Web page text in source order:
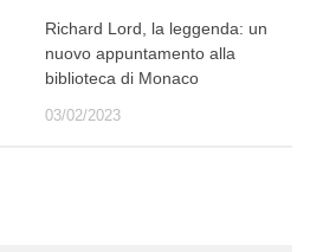
Richard Lord, la leggenda: un
nuovo appuntamento alla
biblioteca di Monaco
03/02/2023